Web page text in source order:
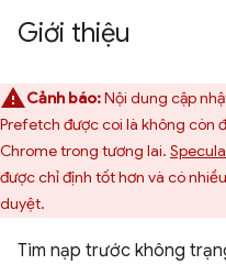
Giới thiệu
Cảnh báo:Nội dung cập
Prefetch được coi là không còn
Chrome trong tương lai.
được chỉ định tốt hơn và có
duyệt.
Tìm nạp trước không